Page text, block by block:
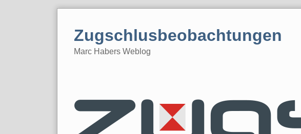
Zugschlusbeobachtungen
Marc Habers Weblog